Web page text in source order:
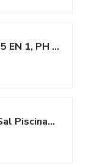
Homcoice Medidor PH 5 EN 1, PH EC TDS Salinidad Temperatura Meter con...
UIUZMAR Medidor de Sal Piscinas, Medidor Digital de Salinidad y pH Piscina...